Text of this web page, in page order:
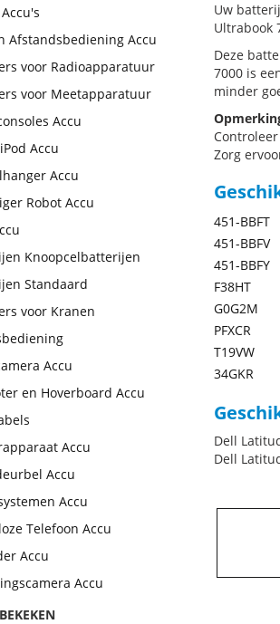
Afstandsbediening Accu
voor Radioapparatuur
voor Meetapparatuur
Accu
Accu
Accu
Robot Accu
Knoopcelbatterijen
Standaard
voor Kranen
Accu
en Hoverboard Accu
Accu
Accu
Accu
Telefoon Accu
Accu
Accu
Uw
Ultrabook
Deze
7000 is
minder
Zorg
451-BBFT
451-BBFV
451-BBFY
F38HT
G0G2M
PFXCR
T19VW
34GKR
Dell
Dell